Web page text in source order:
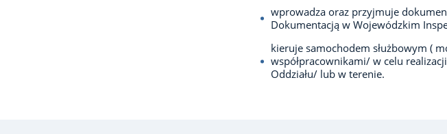
wprowadza oraz przyjmuje
Dokumentacją w Wojewódzkim
kieruje samochodem służbowym (
współpracownikami/ w celu
Oddziału/ lub w terenie.